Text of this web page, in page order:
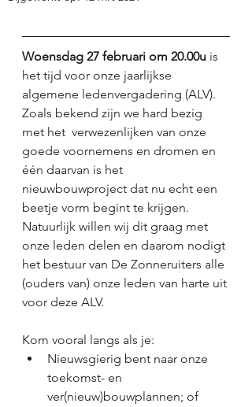
Woensdag 27 februari om 20.00u is
het tijd voor onze jaarlijkse
algemene ledenvergadering (ALV).
Zoals bekend zijn we hard bezig
met het  verwezenlijken van onze
goede voornemens en dromen en
één daarvan is het
nieuwbouwproject dat nu echt een
beetje vorm begint te krijgen.
Natuurlijk willen wij dit graag met
onze leden delen en daarom nodigt
het bestuur van De Zonneruiters alle
(ouders van) onze leden van harte uit
voor deze ALV.
Kom vooral langs als je:
Nieuwsgierig bent naar onze
toekomst- en
ver(nieuw)bouwplannen; of